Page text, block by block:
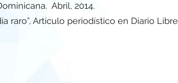
Abril, 2014.
raro”, Artículo periodístico en Diario